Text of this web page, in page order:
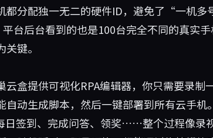
都分配独一无二的硬件ID，避免了“一机
台后台看到的也是100台完全不同的真实
键。
盒提供可视化RPA编辑器，你只需要录制
动生成脚本，然后一键部署到所有云手机
日签到、完成问答、领奖……整个过程像录